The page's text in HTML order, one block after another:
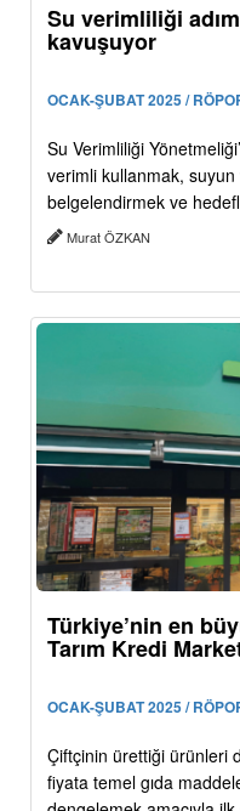
Su verimliliği
kavuşuyor
OCAK-ŞUBAT 2025 /
Su Verimliliği
verimli kullanmak, suyun
belgelendirmek ve
Murat ÖZKAN
Türkiye’nin en
Tarım Kredi
OCAK-ŞUBAT 2025 /
Çiftçinin ürettiği ürünleri
fiyata temel gıda